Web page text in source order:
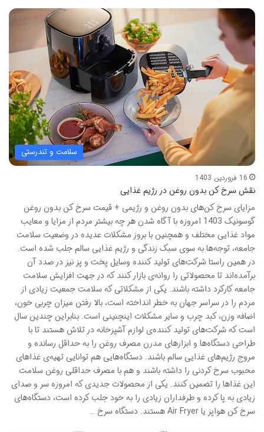
سلامت و تندرستی
16 فروردین 1403
نقش سرخ کن بدون روغن در رژیم غذایی
مزایای سرخ کن‌های بدون روغن و رژیمی + قیمت سرخ کن بدون روغن
گوسونیک 1403 امروزه با آگاه شدن هر چه بیشتر مردم از مزایا و معایب
مواد غذایی مختلف و همچنین با بروز مشکلات عدیده در وضعیت سلامت
جامعه، توجه‌ها به سوی سبک زندگی و رژیم غذایی سالم جلب شده است.
در همین راستا شرکت‌های تولید کننده‌ وسایل پخت و پز نیز در صدد آن
برآمده‌اند تا محصولاتی را روانه‌ی بازار کنند که در جهت افزایش سلامت
جامعه کارکرد داشته باشند. یکی از مشکلاتی که سلامت جمعیت زیادی از
مردم را در سراسر جهان به خطر انداخته است، بالا رفتن میزان چربی خون،
اضافه وزن، کبد چرب و سایر مشکلات اینچنینی است. بنابراین چندین سال
است که شرکت‌های تولید کننده‌ی لوازم آشپزخانه در تلاش هستند تا با
طراحی دستگاه‌ها و ابزارهای مدرن مصرف روغن را به حداقل رسانده و
مروج رژیم‌های غذایی سالم باشند. دستگاه‌هایی هم توانایی تهیه‌ی غذاهای
محبوب سرخ کردنی را داشته باشند و هم با مصرف حداقلی روغن سلامت
این غذاها را تضمین کنند. یکی از محصولات جدیدی که امروزه سر و صدای
زیادی به پا کرده و طرفداران زیادی را به خود جلب کرده است، دستگاه‌های
سرخ کن هواپز یا Air Fryer هستند. دستگاه سرخ …